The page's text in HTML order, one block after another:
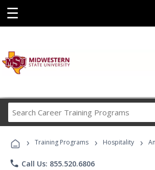
☰
Career
Programs
› Training Programs › Hospitality ›
phone Call Us: 855.520.6806